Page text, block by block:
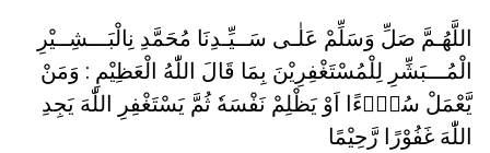
اللَّهُـمَّ صَلِّ وَسَلِّمْ عَلٰـى سَــيِّـدِنَا مُحَمَّدِ نِالْبَـــشِــيْرِ
الْمُـــبَشِّرِ لِلْمُسْتَغْفِرِيْنَ بِمَا قَالَ اللّٰهُ الْعَظِيْمِ : وَمَنْ
يَّعْمَلْ سُوْۤءًا اَوْ يَظْلِمْ نَفْسَهٗ ثُمَّ يَسْتَغْفِرِ اللّٰهَ يَجِدِ
اللّٰهَ غَفُوْرًا رَّحِيْمًا